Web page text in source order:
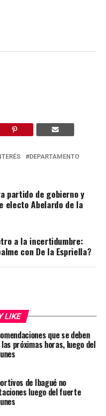
DEPARTAMENTO
partido de gobierno y
electo Abelardo de la
a la incertidumbre:
con De la Espriella?
LIKE
que se deben
próximas horas, luego del
de Ibagué no
luego del fuerte